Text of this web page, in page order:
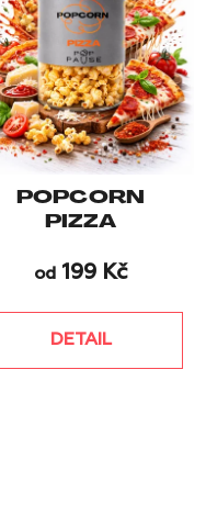
POPCORN
PIZZA
od199 Kč
DETAIL